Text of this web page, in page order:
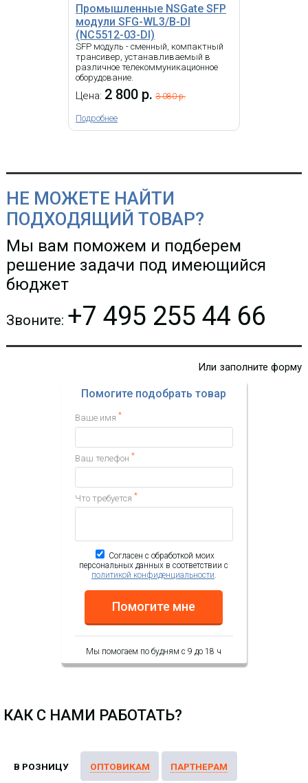
Промышленные NSGate SFP
модули SFG-WL3/B-DI
(NC5512-03-DI)
SFP модуль - сменный, компактный
трансивер, устанавливаемый в
различное телекоммуникационное
оборудование.
Цена: 2 800 р. 3 080 р.
Подробнее
НЕ МОЖЕТЕ НАЙТИ
ПОДХОДЯЩИЙ ТОВАР?
Мы вам поможем и подберем
решение задачи под имеющийся
бюджет
Звоните: +7 495 255 44 66
Или заполните форму
Помогите подобрать товар
Ваше имя *
Ваш телефон *
Что требуется *
Согласен с обработкой моих
персональных данных в соответствии с
политикой конфиденциальности.
Помогите мне
Мы помогаем по будням с 9 до 18 ч
КАК С НАМИ РАБОТАТЬ?